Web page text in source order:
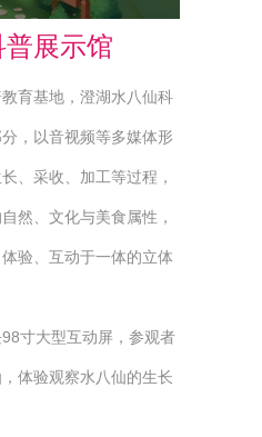
展示馆
育基地，澄湖水八仙科
，以音视频等多媒体形
、采收、加工等过程，
然、文化与美食属性，
验、互动于一体的立体
寸大型互动屏，参观者
体验观察水八仙的生长